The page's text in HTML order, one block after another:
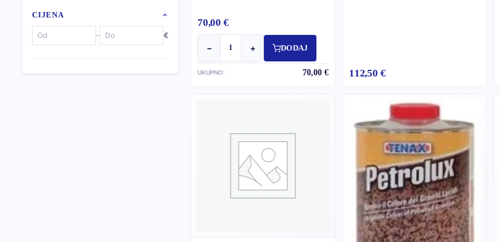
CIJENA
– €
70,00 €
− + DODAJ
UKUPNO: 70,00 € 112,50 €